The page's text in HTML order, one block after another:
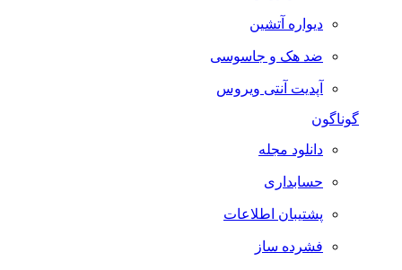
دیواره آتشین
ضد هک و جاسوسی
آپدیت آنتی ویروس
گوناگون
دانلود مجله
حسابداری
پشتیبان اطلاعات
فشرده ساز